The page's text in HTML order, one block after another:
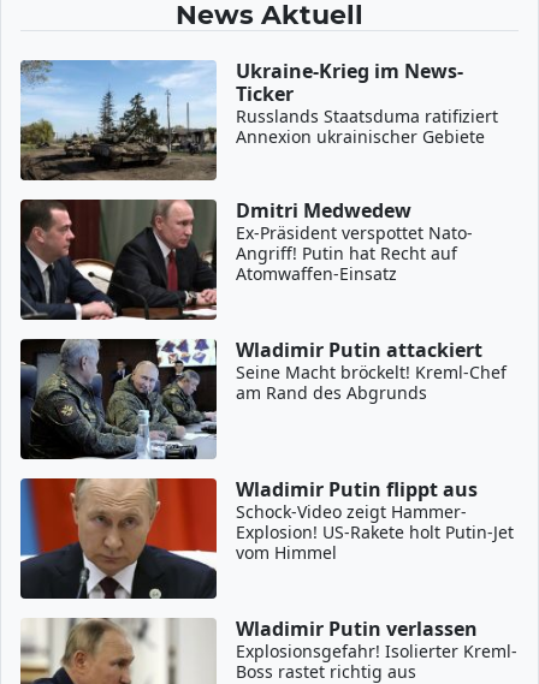
News Aktuell
Ukraine-Krieg im News-
Ticker
Russlands Staatsduma ratifiziert
Annexion ukrainischer Gebiete
Dmitri Medwedew
Ex-Präsident verspottet Nato-
Angriff! Putin hat Recht auf
Atomwaffen-Einsatz
Wladimir Putin attackiert
Seine Macht bröckelt! Kreml-Chef
am Rand des Abgrunds
Wladimir Putin flippt aus
Schock-Video zeigt Hammer-
Explosion! US-Rakete holt Putin-Jet
vom Himmel
Wladimir Putin verlassen
Explosionsgefahr! Isolierter Kreml-
Boss rastet richtig aus